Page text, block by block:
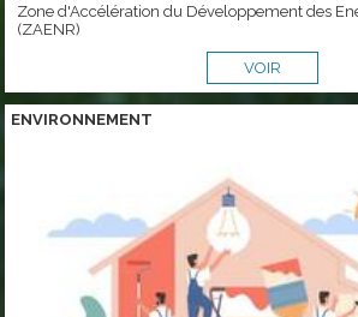
Zone d'Accélération du Développement des
(ZAENR)
VOIR
ENVIRONNEMENT